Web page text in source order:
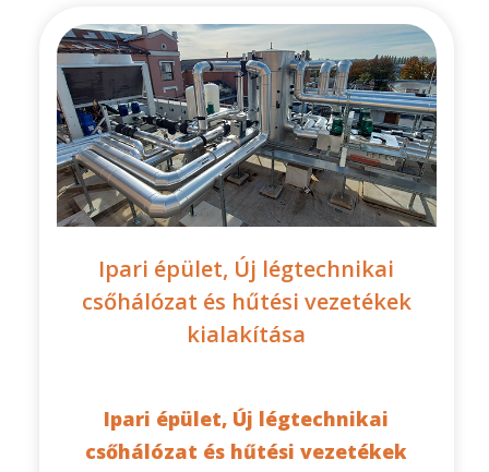
Ipari épület, Új légtechnikai
csőhálózat és hűtési vezetékek
kialakítása
Ipari épület, Új légtechnikai
csőhálózat és hűtési vezetékek